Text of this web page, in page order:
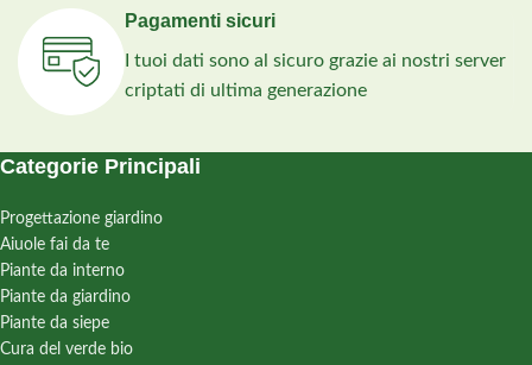
Pagamenti sicuri
I tuoi dati sono al sicuro grazie ai nostri server
criptati di ultima generazione
Categorie Principali
Progettazione giardino
Aiuole fai da te
Piante da interno
Piante da giardino
Piante da siepe
Cura del verde bio